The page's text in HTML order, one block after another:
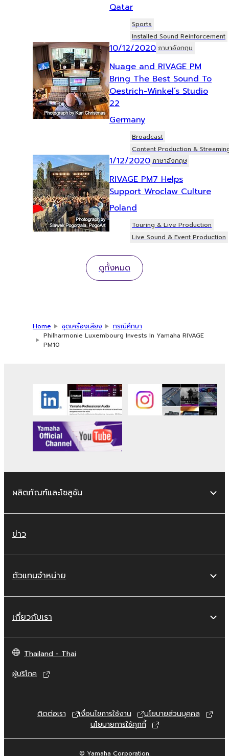
Qatar
Sports
Installed Sound Reinforcement
10/12/2020 ภาษาอังกฤษ
Nuage and RIVAGE PM
Bring The Best Sound To
Oestrich-Winkel’s Studio
22
Germany
Broadcast
Content Production &
1/12/2020 ภาษาอังกฤษ
RIVAGE PM7 Helps
Support Wroclaw Culture
Poland
Touring & Live Production
Live Sound & Event Production
ดูทั้งหมด
Home ชุดเครื่องเสียง
กรณีศึกษา
Philharmonie Luxembourg Invests In Yamaha RIVAGE
PM10
ผลิตภัณฑ์และโซลูชัน
ข่าว
ตัวแทนจำหน่าย
เกี่ยวกับเรา
Thailand - Thai
ผู้บริโภค
ติดต่อเรา เงื่อนไขการใช้งาน
นโยบายส่วนบุคคล
นโยบายการใช้คุกกี้
© Yamaha Corporation.